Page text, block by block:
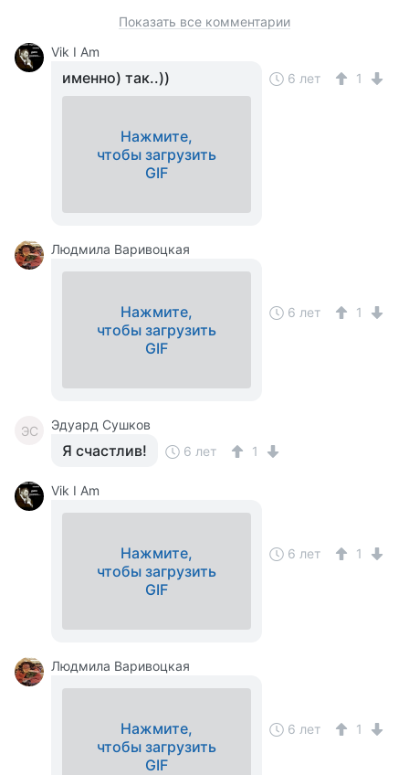
Показать все комментарии
Vik I Am
именно) так..))
Нажмите,
чтобы загрузить
GIF
6 лет 1
Людмила Варивоцкая
Нажмите,
чтобы загрузить
GIF
6 лет 1
ЭС Эдуард Сушков
Я счастлив! 6 лет 1
Vik I Am
Нажмите,
чтобы загрузить
GIF
6 лет 1
Людмила Варивоцкая
Нажмите,
чтобы загрузить
GIF
6 лет 1